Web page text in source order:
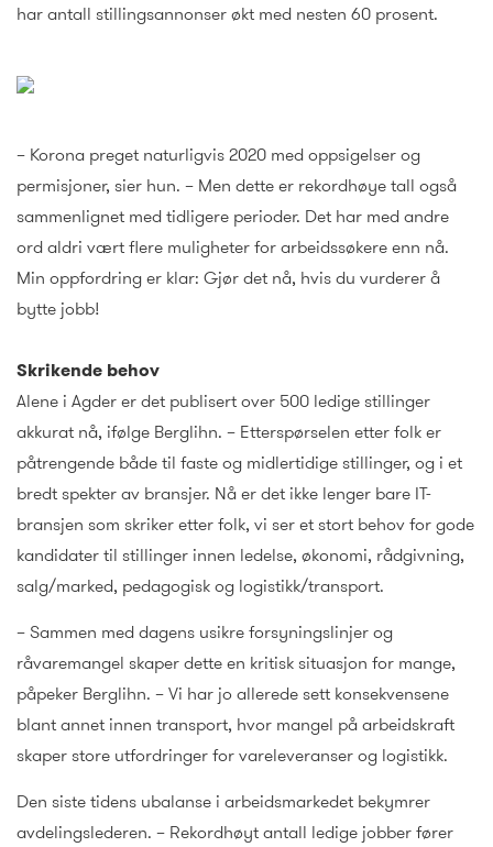
har antall stillingsannonser økt med nesten 60 prosent.
– Korona preget naturligvis 2020 med oppsigelser og
permisjoner, sier hun. – Men dette er rekordhøye tall også
sammenlignet med tidligere perioder. Det har med andre
ord aldri vært flere muligheter for arbeidssøkere enn nå.
Min oppfordring er klar: Gjør det nå, hvis du vurderer å
bytte jobb!
Skrikende behov
Alene i Agder er det publisert over 500 ledige stillinger
akkurat nå, ifølge Berglihn. – Etterspørselen etter folk er
påtrengende både til faste og midlertidige stillinger, og i et
bredt spekter av bransjer. Nå er det ikke lenger bare IT-
bransjen som skriker etter folk, vi ser et stort behov for gode
kandidater til stillinger innen ledelse, økonomi, rådgivning,
salg/marked, pedagogisk og logistikk/transport.
– Sammen med dagens usikre forsyningslinjer og
råvaremangel skaper dette en kritisk situasjon for mange,
påpeker Berglihn. – Vi har jo allerede sett konsekvensene
blant annet innen transport, hvor mangel på arbeidskraft
skaper store utfordringer for vareleveranser og logistikk.
Den siste tidens ubalanse i arbeidsmarkedet bekymrer
avdelingslederen. – Rekordhøyt antall ledige jobber fører